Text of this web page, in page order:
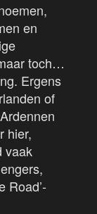
en
toch…
Ergens
of
hier,
vaak
Road’-